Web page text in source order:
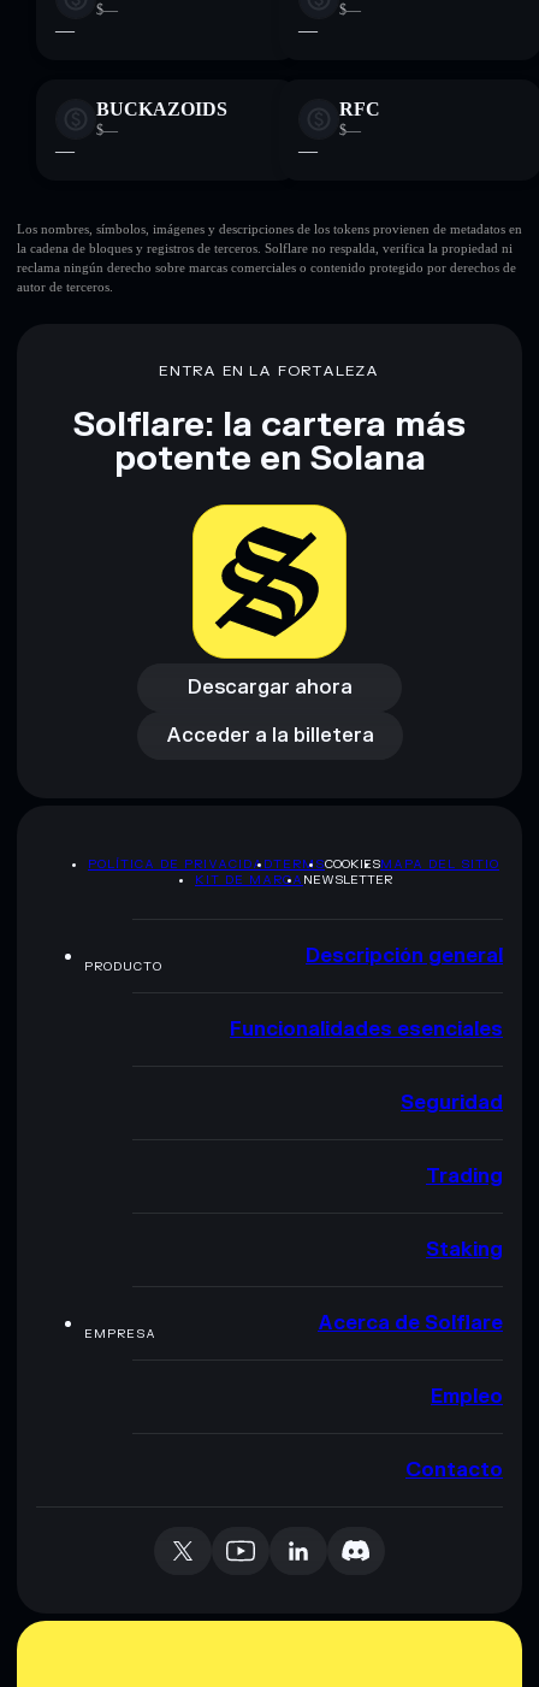
$—
—
$—
—
BUCKAZOIDS
$—
—
RFC
$—
—
Los nombres, símbolos, imágenes y descripciones de los tokens provienen de metadatos en
la cadena de bloques y registros de terceros. Solflare no respalda, verifica la propiedad ni
reclama ningún derecho sobre marcas comerciales o contenido protegido por derechos de
autor de terceros.
ENTRA EN LA FORTALEZA
Solflare: la cartera más
potente en Solana
Descargar ahora
Descargar ahora
Acceder a la billetera
Acceder a la billetera
POLÍTICA DE PRIVACIDADTERMSCOOKIESMAPA DEL SITIO
KIT DE MARCA NEWSLETTER
PRODUCTO Descripción general
Funcionalidades esenciales
Seguridad
Trading
Staking
EMPRESA Acerca de Solflare
Empleo
Contacto